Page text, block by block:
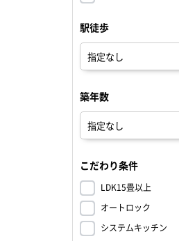
駅徒歩
築年数
こだわり条件
LDK15畳以上
オートロック
システムキッチン